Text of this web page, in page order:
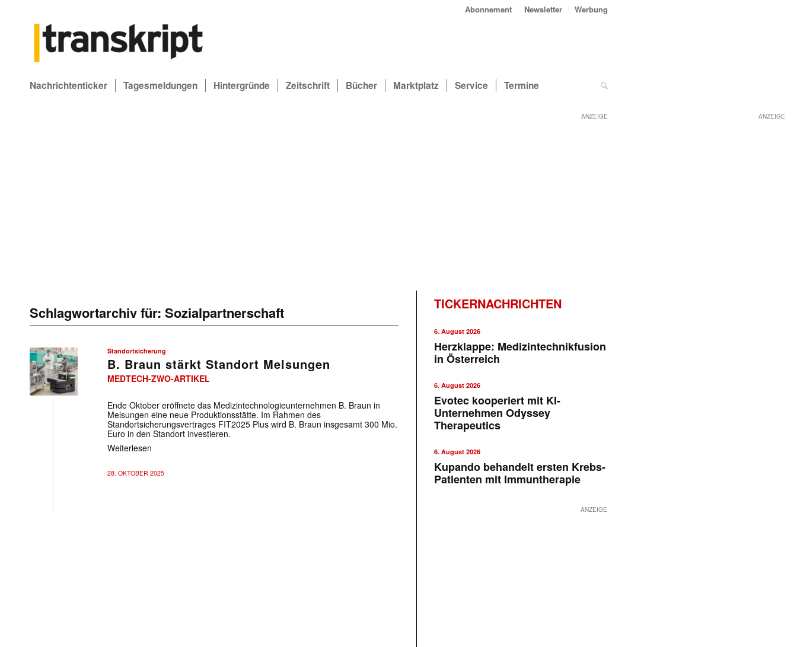
ANZEIGE
Abonnement Newsletter Werbung
Nachrichtenticker Tagesmeldungen Hintergründe Zeitschrift Bücher Marktplatz Service Termine
ANZEIGE
Schlagwortarchiv für: Sozialpartnerschaft
Standortsicherung
B. Braun stärkt Standort Melsungen
MEDTECH-ZWO-ARTIKEL
Ende Oktober eröffnete das Medizintechnologieunternehmen B. Braun in
Melsungen eine neue Produktionsstätte. Im Rahmen des
Standortsicherungsvertrages FIT2025 Plus wird B. Braun insgesamt 300 Mio.
Euro in den Standort investieren.
Weiterlesen
28. OKTOBER 2025
TICKERNACHRICHTEN
6. August 2026
Herzklappe: Medizintechnikfusion
in Österreich
6. August 2026
Evotec kooperiert mit KI-
Unternehmen Odyssey
Therapeutics
6. August 2026
Kupando behandelt ersten Krebs-
Patienten mit Immuntherapie
ANZEIGE